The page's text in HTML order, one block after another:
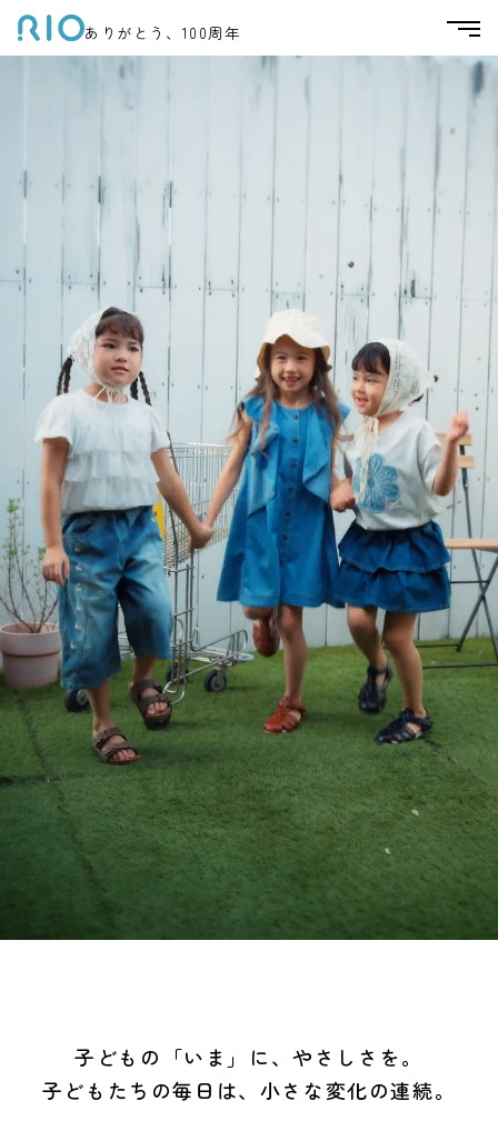
ありがとう、100周年
子どもの「いま」に、やさしさを。
子どもたちの毎日は、小さな変化の連続。